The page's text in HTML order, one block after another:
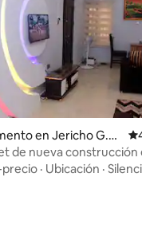
en Jericho G.R.
de nueva construcción
precio · Ubicación ·